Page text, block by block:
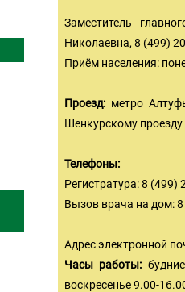
Заместитель
Николаевна, 8 (499)
Приём населения:
Проезд: метро
Шенкурскому
Телефоны:
Регистратура: 8 (499)
Вызов врача на дом:
Адрес электронной
Часы работы:
воскресенье 9.00-